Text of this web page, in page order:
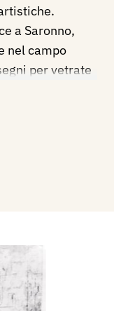
a Saronno,
nel campo
per vetrate
lavoro di
e alla
moltissime